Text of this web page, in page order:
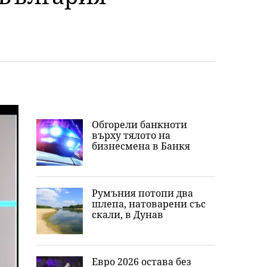
Обгорели банкноти
върху тялото на
бизнесмена в Банкя
Румъния потопи два
шлепа, натоварени със
скали, в Дунав
Евро 2026 остава без